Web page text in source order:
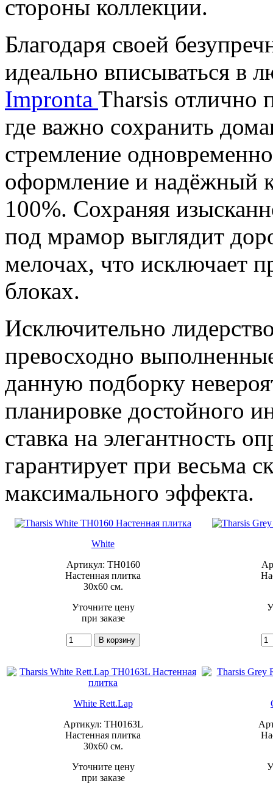
стороны коллекции.
Благодаря своей
идеально вписываться в
Impronta Tharsis отлично
где важно сохранить
стремление
оформление и надёжный
100%. Сохраняя
под мрамор выглядит
мелочах, что исключает
блоках.
Исключительно
превосходно
данную подборку
планировке достойного
ставка на элегантность
гарантирует при весьма
максимального эффекта.
White
Артикул: TH0160
Настенная плитка
30x60 см.
Уточните цену
при заказе
White Rett.Lap
Артикул: TH0163L
Настенная плитка
30x60 см.
Уточните цену
при заказе